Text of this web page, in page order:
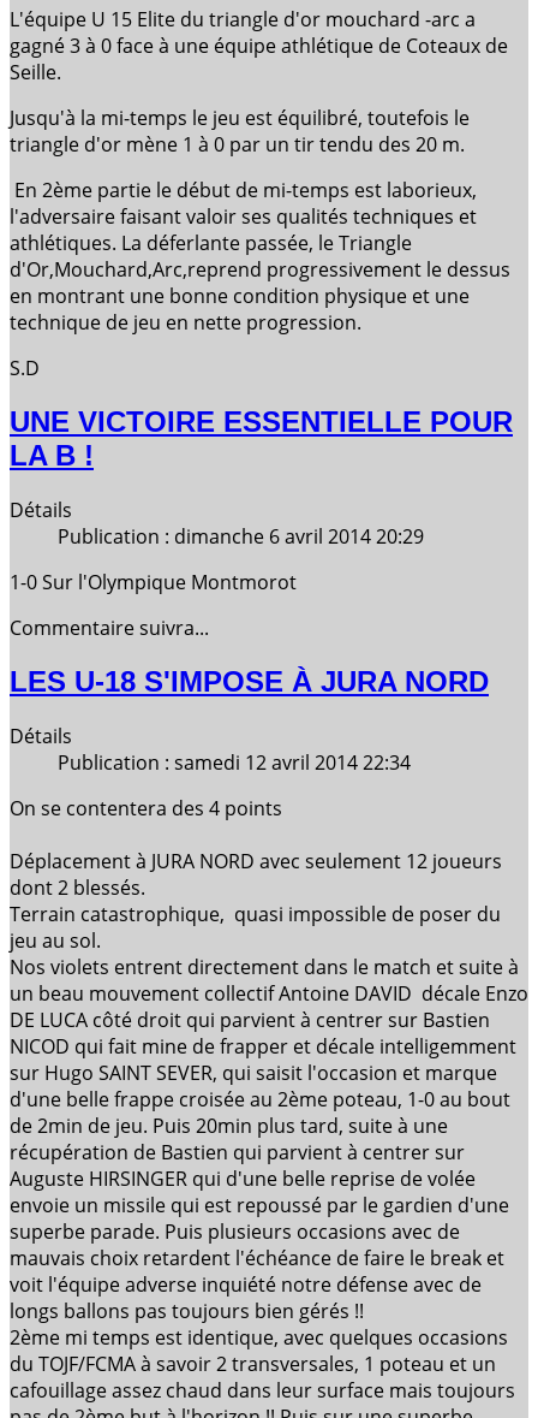
L'équipe U 15 Elite du triangle d'or mouchard -arc a
gagné 3 à 0 face à une équipe athlétique de Coteaux de
Seille.
Jusqu'à la mi-temps le jeu est équilibré, toutefois le
triangle d'or mène 1 à 0 par un tir tendu des 20 m.
En 2ème partie le début de mi-temps est laborieux,
l'adversaire faisant valoir ses qualités techniques et
athlétiques. La déferlante passée, le Triangle
d'Or,Mouchard,Arc,reprend progressivement le dessus
en montrant une bonne condition physique et une
technique de jeu en nette progression.
S.D
UNE VICTOIRE ESSENTIELLE POUR
LA B !
Détails
Publication : dimanche 6 avril 2014 20:29
1-0 Sur l'Olympique Montmorot
Commentaire suivra...
LES U-18 S'IMPOSE À JURA NORD
Détails
Publication : samedi 12 avril 2014 22:34
On se contentera des 4 points
Déplacement à JURA NORD avec seulement 12 joueurs
dont 2 blessés.
Terrain catastrophique, quasi impossible de poser du
jeu au sol.
Nos violets entrent directement dans le match et suite à
un beau mouvement collectif Antoine DAVID décale Enzo
DE LUCA côté droit qui parvient à centrer sur Bastien
NICOD qui fait mine de frapper et décale intelligemment
sur Hugo SAINT SEVER, qui saisit l'occasion et marque
d'une belle frappe croisée au 2ème poteau, 1-0 au bout
de 2min de jeu. Puis 20min plus tard, suite à une
récupération de Bastien qui parvient à centrer sur
Auguste HIRSINGER qui d'une belle reprise de volée
envoie un missile qui est repoussé par le gardien d'une
superbe parade. Puis plusieurs occasions avec de
mauvais choix retardent l'échéance de faire le break et
voit l'équipe adverse inquiété notre défense avec de
longs ballons pas toujours bien gérés !!
2ème mi temps est identique, avec quelques occasions
du TOJF/FCMA à savoir 2 transversales, 1 poteau et un
cafouillage assez chaud dans leur surface mais toujours